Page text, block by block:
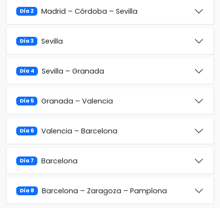
Día 2 Madrid – Córdoba – Sevilla
Día 3 Sevilla
Día 4 Sevilla – Granada
Día 5 Granada – Valencia
Día 6 Valencia – Barcelona
Día 7 Barcelona
Día 8 Barcelona – Zaragoza – Pamplona